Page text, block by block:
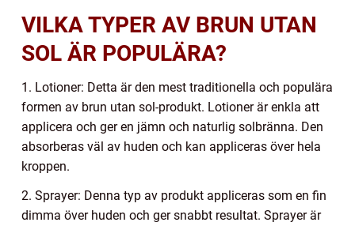
VILKA TYPER AV BRUN UTAN
SOL ÄR POPULÄRA?
1. Lotioner: Detta är den mest traditionella och populära
formen av brun utan sol-produkt. Lotioner är enkla att
applicera och ger en jämn och naturlig solbränna. Den
absorberas väl av huden och kan appliceras över hela
kroppen.
2. Sprayer: Denna typ av produkt appliceras som en fin
dimma över huden och ger snabbt resultat. Sprayer är